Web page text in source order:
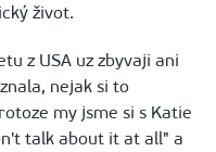
život.
z USA uz zbyvaji ani
nejak si to
my jsme si s Katie
talk about it at all" a